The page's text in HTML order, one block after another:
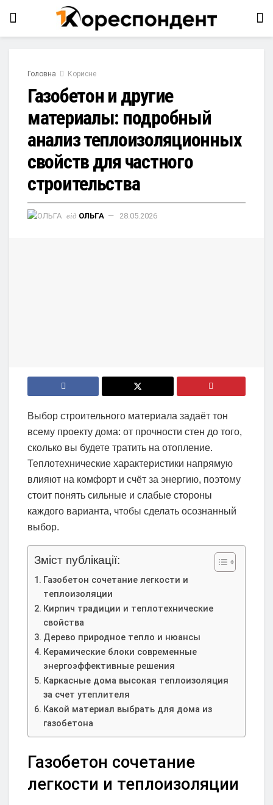
Головна Корисне
Газобетон и другие
материалы: подробный
анализ теплоизоляционных
свойств для частного
строительства
від ОЛЬГА 28.05.2026
Выбор строительного материала задаёт тон
всему проекту дома: от прочности стен до того,
сколько вы будете тратить на отопление.
Теплотехнические характеристики напрямую
влияют на комфорт и счёт за энергию, поэтому
стоит понять сильные и слабые стороны
каждого варианта, чтобы сделать осознанный
выбор.
Зміст публікації:
Газобетон сочетание легкости и
теплоизоляции
Кирпич традиции и теплотехнические
свойства
Дерево природное тепло и нюансы
Керамические блоки современные
энергоэффективные решения
Каркасные дома высокая теплоизоляция
за счет утеплителя
Какой материал выбрать для дома из
газобетона
Газобетон сочетание
легкости и теплоизоляции